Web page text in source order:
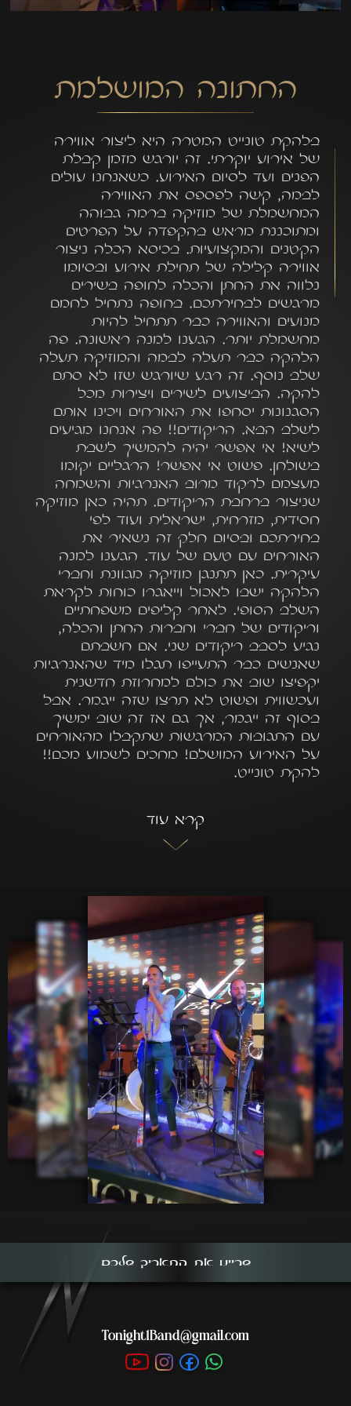
החתונה המושלמת
בלהקת טונייט המטרה היא ליצור אווירה
של אירוע יוקרתי. זה יורגש מזמן קבלת
הפנים ועד לסיום האירוע. כשאנחנו עולים
לבמה, קשה לפספס את האווירה
המחשמלת של מוזיקה ברמה גבוהה
ומתוכננת מראש בהקפדה על הפרטים
הקטנים והמקצועיות. בכיסא הכלה ניצור
אווירה קלילה של תחילת אירוע ובסיומו
נלווה את החתן והכלה לחופה בשירים
מרגשים לבחירתכם. בחופה נתחיל לחמם
מנועים והאווירה כבר תתחיל להיות
מחשמלת יותר. הגענו למנה ראשונה. פה
הלהקה כבר תעלה לבמה והמוזיקה תעלה
שלב נוסף. זה רגע שיורגש שזו לא סתם
להקה. הביצועים לשירים ויצירות מכל
הסגנונות יסחפו את האורחים ויכינו אותם
לשלב הבא. הריקודים!! פה אנחנו מגיעים
לשיא! אי אפשר יהיה להמשיך לשבת
בשולחן. פשוט אי אפשר! הרגליים יקומו
מעצמם לרקוד מרוב האנרגיות והשמחה
שניצור ברחבת הריקודים. תהיה כאן מוזיקה
חסידית, מזרחית, ישראלית ועוד לפי
בחירתכם ובסיום חלק זה נשאיר את
האורחים עם טעם של עוד. הגענו למנה
עיקרית. כאן תתנגן מוזיקה מגוונת וחברי
הלהקה ישבו לאכול וייאגרו כוחות לקראת
השלב הסופי. לאחר קליפים משפחתיים
וריקודים של חברי וחברות החתן והכלה,
נגיע לסבב ריקודים שני. אם חשבתם
שאנשים כבר התעייפו תגלו מיד שהאנרגיות
יקפיצו שוב את כולם למחרוזת חדשנית
ועכשווית ופשוט לא תרצו שזה ייגמר. אבל
בסוף זה ייגמר, אך גם אז זה שוב ימשיך
עם התגובות המרגשות שתקבלו מהאורחים
על האירוע המושלם! מחכים לשמוע מכם!!
להקת טונייט.
קרא עוד
שריינו את התאריך שלכם
Tonight1Band@gmail.com